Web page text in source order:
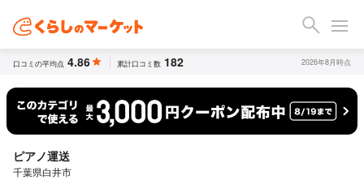
口コミの平均点 4.86 累計口コミ数 182 2026年8月時点
ピアノ運送
千葉県白井市